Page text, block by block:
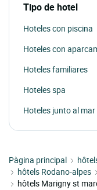
Tipo de hotel
Hoteles con piscina
Hoteles con
Hoteles familiares
Hoteles spa
Hoteles junto al mar
Pàgina principal
hôtels Rodano-alpes
hôtels Marigny st